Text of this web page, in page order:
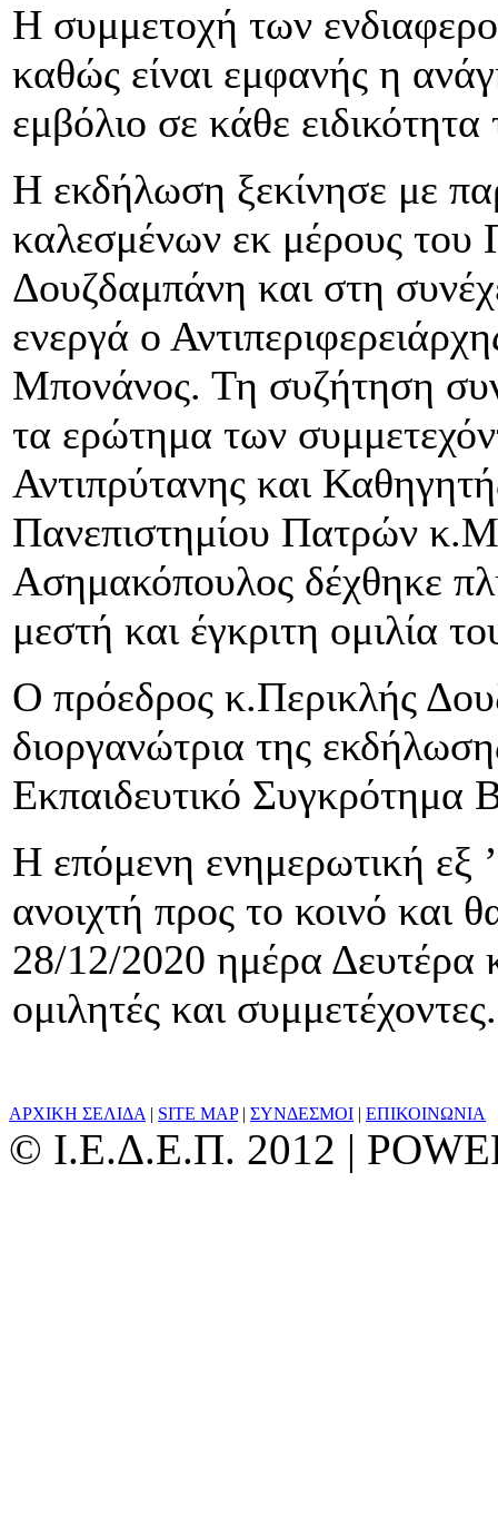
Η συμμετοχή των
καθώς είναι εμφανής η
εμβόλιο σε κάθε ειδικότητα
Η εκδήλωση ξεκίνησε με
καλεσμένων εκ μέρους
Δουζδαμπάνη και στη
ενεργά ο
Μπονάνος. Τη συζήτηση
τα ερώτημα των
Αντιπρύτανης και
Πανεπιστημίου Πατρών
Ασημακόπουλος δέχθηκε
μεστή και έγκριτη ομιλία
Ο πρόεδρος κ.Περικλής
διοργανώτρια της
Εκπαιδευτικό Συγκρότημα
Η επόμενη ενημερωτική εξ
ανοιχτή προς το κοινό και
28/12/2020 ημέρα Δευτέρα
ομιλητές και συμμετέχοντες.
ΑΡΧΙΚΗ ΣΕΛΙΔΑ | SITE MAP| ΣΥΝΔΕΣΜΟΙ | ΕΠΙΚΟΙΝΩΝΙΑ
© Ι.Ε.Δ.Ε.Π. 2012 |